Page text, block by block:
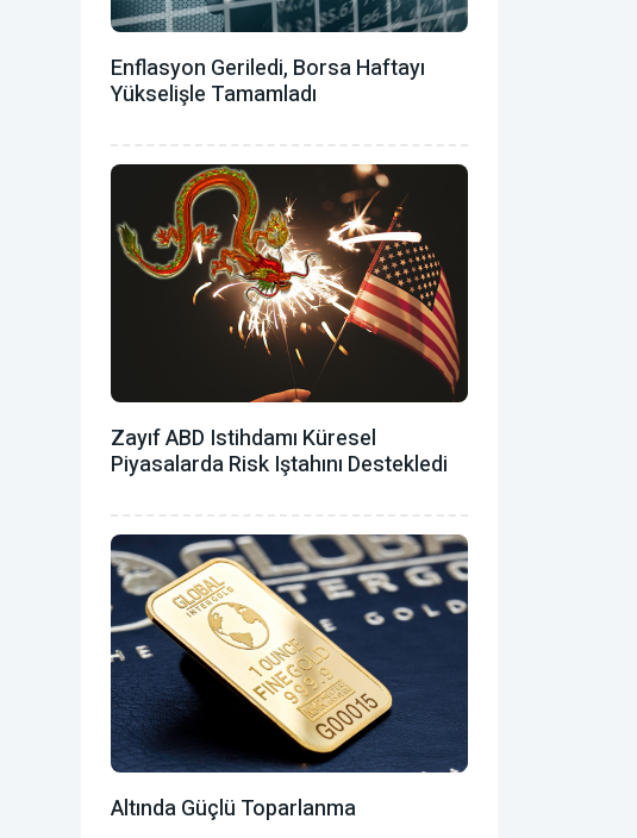
Enflasyon Geriledi, Borsa Haftayı
Yükselişle Tamamladı
Zayıf ABD Istihdamı Küresel
Piyasalarda Risk Iştahını Destekledi
Altında Güçlü Toparlanma